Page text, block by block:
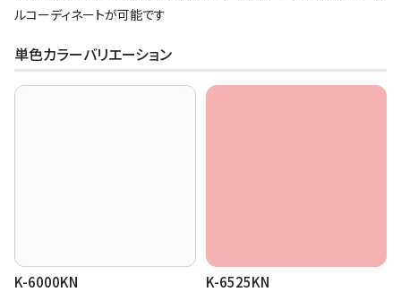
ルコーディネートが可能です
単色カラーバリエーション
K-6000KN K-6525KN